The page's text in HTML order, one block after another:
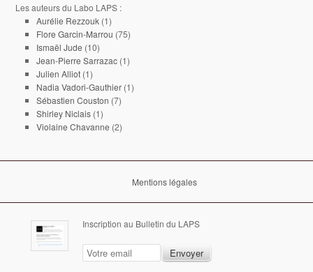
Les auteurs du Labo LAPS :
Aurélie Rezzouk (1)
Flore Garcin-Marrou (75)
Ismaël Jude (10)
Jean-Pierre Sarrazac (1)
Julien Alliot (1)
Nadia Vadori-Gauthier (1)
Sébastien Couston (7)
Shirley Niclais (1)
Violaine Chavanne (2)
Mentions légales
Inscription au Bulletin du LAPS